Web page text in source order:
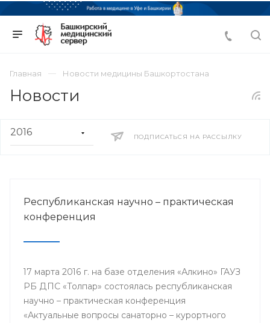
Главная Новости медицины Башкортостана
Новости
ПОДПИСАТЬСЯ НА РАССЫЛКУ
Республиканская научно – практическая
конференция
17 марта 2016 г. на базе отделения «Алкино» ГАУЗ
РБ ДПС «Толпар» состоялась республиканская
научно – практическая конференция
«Актуальные вопросы санаторно – курортного